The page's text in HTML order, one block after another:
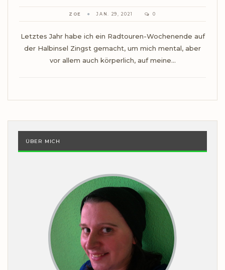
ZOE JAN. 29, 2021 0
Letztes Jahr habe ich ein Radtouren-Wochenende auf
der Halbinsel Zingst gemacht, um mich mental, aber
vor allem auch körperlich, auf meine…
ÜBER MICH